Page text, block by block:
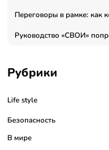
Рубрики
Life style
Безопасность
В мире